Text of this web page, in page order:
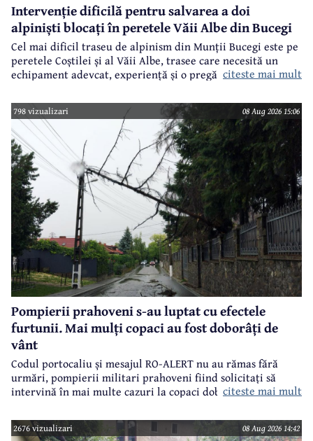
Intervenție dificilă pentru salvarea a doi
alpiniști blocați în peretele Văii Albe din Bucegi
Cel mai dificil traseu de alpinism din Munții Bucegi este pe
peretele Coștilei și al Văii Albe, trasee care necesită un
echipament adevcat, experiență și o pregătire specifică.
citeste mai mult
798 vizualizari 08 Aug 2026 15:06
Pompierii prahoveni s-au luptat cu efectele
furtunii. Mai mulți copaci au fost doborâți de
vânt
Codul portocaliu și mesajul RO-ALERT nu au rămas fără
urmări, pompierii militari prahoveni fiind solicitați să
intervină în mai multe cazuri la copaci doborâți în urma
citeste mai mult
2676 vizualizari 08 Aug 2026 14:42